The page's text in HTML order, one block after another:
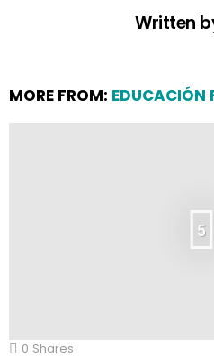
Written
MORE FROM: EDUCACIÓN
5
0 Shares